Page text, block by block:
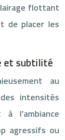
flottant
de placer les
et subtilité
au
intensités
l’ambiance
agressifs ou